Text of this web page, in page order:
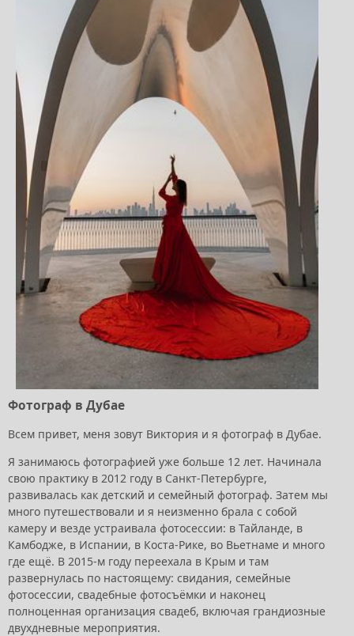
Фотограф в Дубае
Всем привет, меня зовут Виктория и я фотограф в Дубае.
Я занимаюсь фотографией уже больше 12 лет. Начинала
свою практику в 2012 году в Санкт-Петербурге,
развивалась как детский и семейный фотограф. Затем мы
много путешествовали и я неизменно брала с собой
камеру и везде устраивала фотосессии: в Тайланде, в
Камбодже, в Испании, в Коста-Рике, во Вьетнаме и много
где ещё. В 2015-м году переехала в Крым и там
развернулась по настоящему: свидания, семейные
фотосессии, свадебные фотосъёмки и наконец
полноценная организация свадеб, включая грандиозные
двухдневные мероприятия.